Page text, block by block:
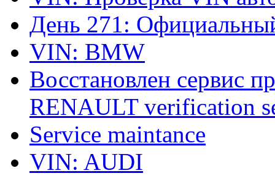
День 271:
VIN: BMW
Восстановлен сервис
RENAULT verification
Service maintance
VIN: AUDI